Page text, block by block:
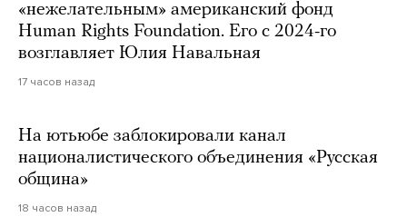
«нежелательным» американский фонд
Human Rights Foundation. Его с 2024-го
возглавляет Юлия Навальная
17 часов назад
На ютьюбе заблокировали канал
националистического объединения «Русская
община»
18 часов назад